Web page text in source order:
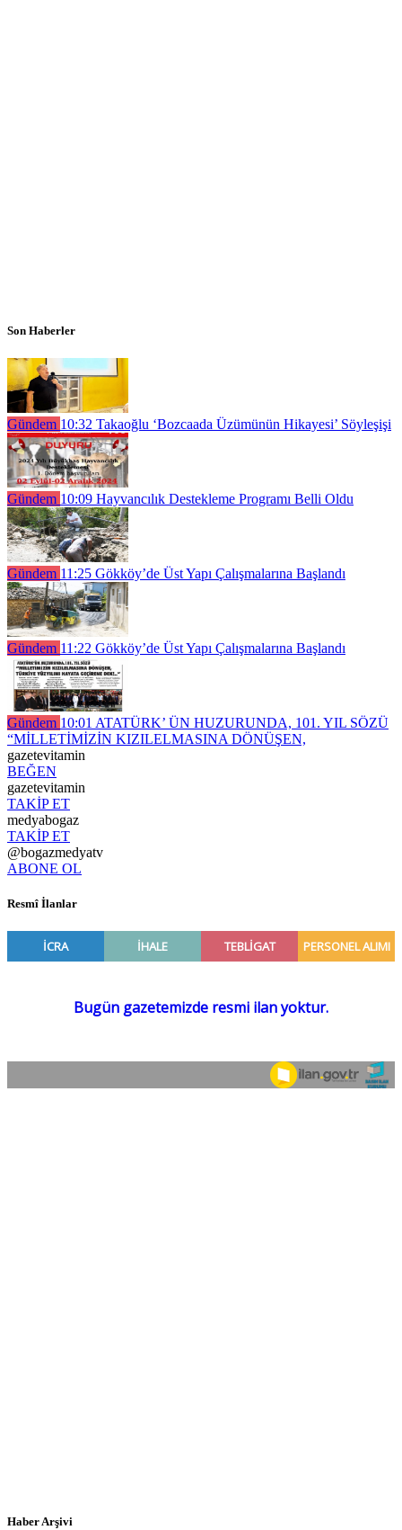
Son Haberler
Gündem 10:32 Takaoğlu ‘Bozcaada Üzümünün Hikayesi’ Söyleşişi
Gündem 10:09 Hayvancılık Destekleme Programı Belli Oldu
Gündem 11:25 Gökköy’de Üst Yapı Çalışmalarına Başlandı
Gündem 11:22 Gökköy’de Üst Yapı Çalışmalarına Başlandı
Gündem 10:01 ATATÜRK’ ÜN HUZURUNDA, 101. YIL SÖZÜ
“MİLLETİMİZİN KIZILELMASINA DÖNÜŞEN,
gazetevitamin
BEĞEN
gazetevitamin
TAKİP ET
medyabogaz
TAKİP ET
@bogazmedyatv
ABONE OL
Resmî İlanlar
Haber Arşivi